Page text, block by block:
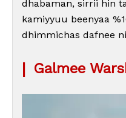
dhabaman, sirrii hin
kamiyyuu beenyaa
dhimmichas dafnee
| Galmee